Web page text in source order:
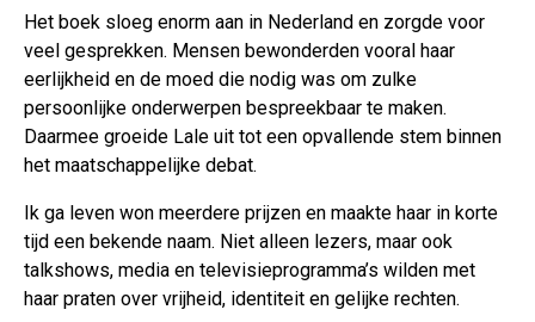
Het boek sloeg enorm aan in Nederland en zorgde voor
veel gesprekken. Mensen bewonderden vooral haar
eerlijkheid en de moed die nodig was om zulke
persoonlijke onderwerpen bespreekbaar te maken.
Daarmee groeide Lale uit tot een opvallende stem binnen
het maatschappelijke debat.
Ik ga leven won meerdere prijzen en maakte haar in korte
tijd een bekende naam. Niet alleen lezers, maar ook
talkshows, media en televisieprogramma’s wilden met
haar praten over vrijheid, identiteit en gelijke rechten.